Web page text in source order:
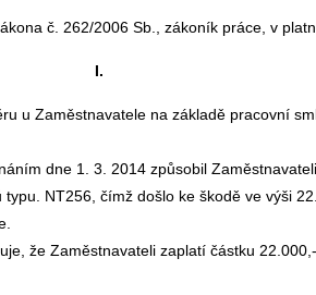
č. 262/2006 Sb., zákoník práce, v
I.
u Zaměstnavatele na základě pracovní
dne 1. 3. 2014 způsobil
NT256, čímž došlo ke škodě ve výši
že Zaměstnavateli zaplatí částku